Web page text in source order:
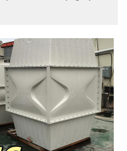
Bu kilometre taşı,